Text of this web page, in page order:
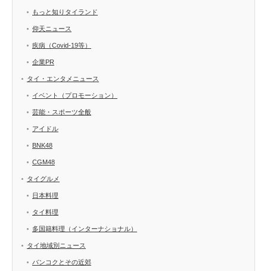
もっと知りタイランド
仰天ニュース
疾病（Covid-19等）
企業PR
タイ・エンタメニュース
イベント（プロモーション）
芸能・スポーツ全般
アイドル
BNK48
CGM48
タイグルメ
日本料理
タイ料理
多国籍料理（インターナショナル）
タイ地域別ニュース
バンコクとその近郊